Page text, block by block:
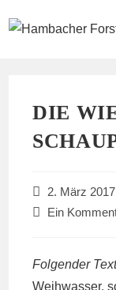
Inhalt
DIE
Beitrag
veröffentlicht:
2. März 2017
Beitrags-
Ein
Folgender
Weihwasser,